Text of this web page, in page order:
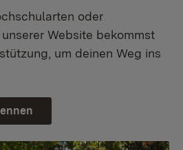
oder
Website bekommst
um deinen Weg ins